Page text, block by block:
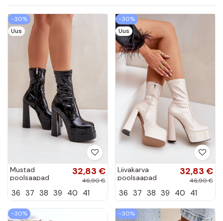
−30%
Uus
Mustad
poolsaapad
lakiefektiga
32,83 €
46,90 €
36 37 38 39 40 41
−30%
Uus
Liivakarva
poolsaapad
lakiefektiga
32,83 €
46,90 €
36 37 38 39 40 41
−30%
−30%